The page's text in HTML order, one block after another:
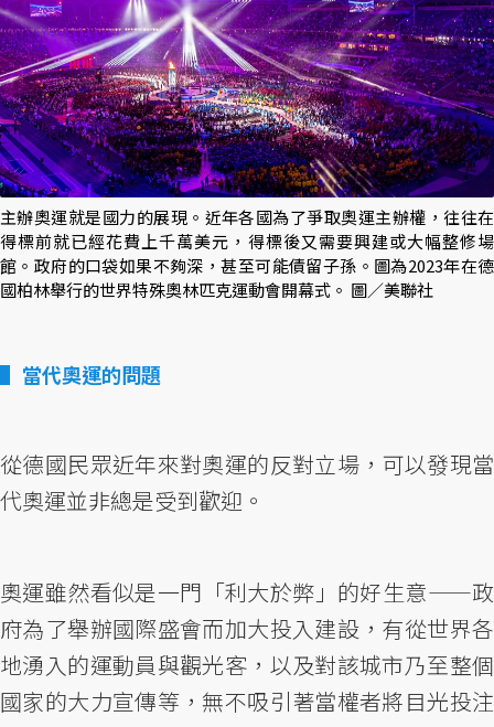
主辦奧運就是國力的展現。近年各國為了爭取奧運主辦權，往往在
得標前就已經花費上千萬美元，得標後又需要興建或大幅整修場
館。政府的口袋如果不夠深，甚至可能債留子孫。圖為2023年在德
國柏林舉行的世界特殊奧林匹克運動會開幕式。 圖／美聯社
當代奧運的問題
從德國民眾近年來對奧運的反對立場，可以發現當
代奧運並非總是受到歡迎。
奧運雖然看似是一門「利大於弊」的好生意——政
府為了舉辦國際盛會而加大投入建設，有從世界各
地湧入的運動員與觀光客，以及對該城市乃至整個
國家的大力宣傳等，無不吸引著當權者將目光投注